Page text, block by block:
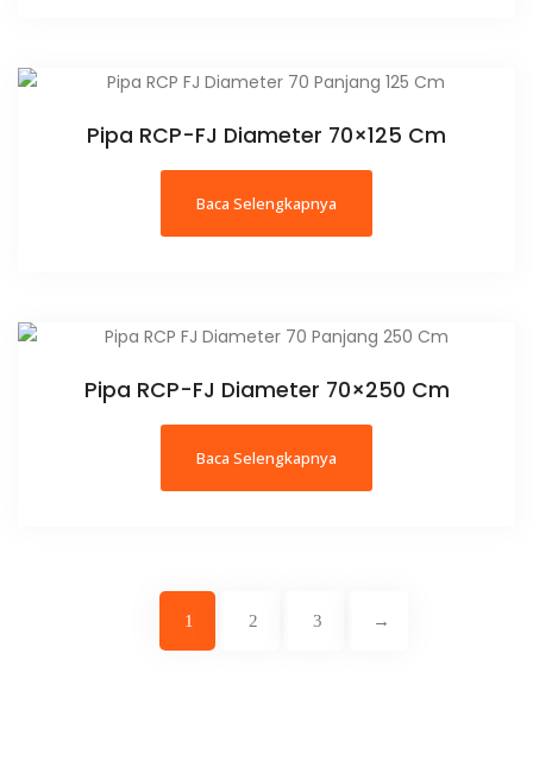
Pipa RCP-FJ Diameter 70×125 Cm
Baca Selengkapnya
Pipa RCP-FJ Diameter 70×250 Cm
Baca Selengkapnya
1 2 3 →